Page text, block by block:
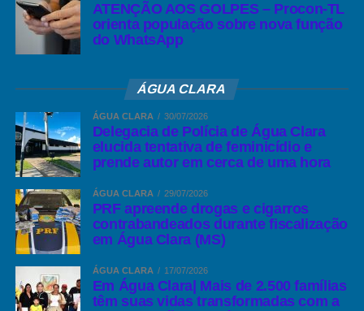
ATENÇÃO AOS GOLPES – Procon-TL
orienta população sobre nova função
do WhatsApp
ÁGUA CLARA
ÁGUA CLARA 30/07/2026
Delegacia de Polícia de Água Clara
elucida tentativa de feminicídio e
prende autor em cerca de uma hora
ÁGUA CLARA 29/07/2026
PRF apreende drogas e cigarros
contrabandeados durante fiscalização
em Água Clara (MS)
ÁGUA CLARA 17/07/2026
Em Água Clara| Mais de 2.500 famílias
têm suas vidas transformadas com a